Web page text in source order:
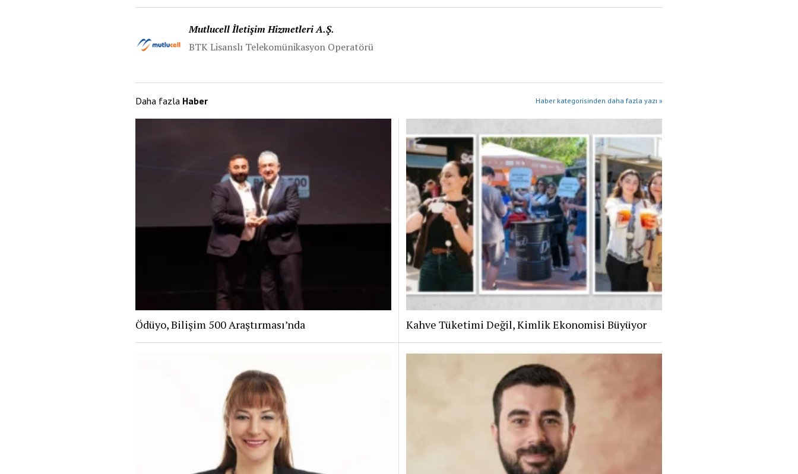
Mutlucell İletişim Hizmetleri A.Ş.
BTK Lisanslı Telekomünikasyon Operatörü
Daha fazla Haber Haber kategorisinden daha fazla yazı »
Ödüyo, Bilişim 500 Araştırması’nda Kahve Tüketimi Değil, Kimlik Ekonomisi Büyüyor